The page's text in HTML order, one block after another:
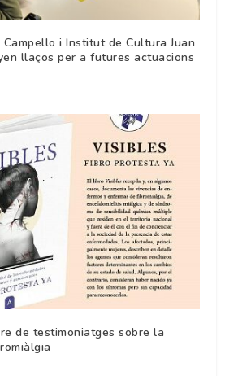
i Institut de Cultura Juan
llaços per a futures actuacions
de testimoniatges sobre la